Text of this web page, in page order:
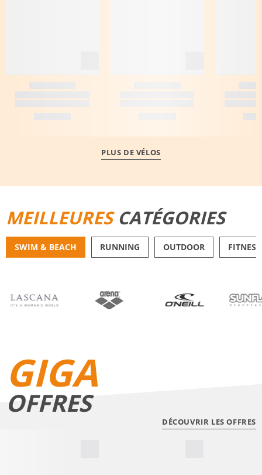
PLUS DE VÉLOS
MEILLEURESCATÉGORIES
SWIM & BEACH RUNNING OUTDOOR FITNESS
GIGA
OFFRES
DÉCOUVRIR LES OFFRES